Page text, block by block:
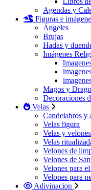
Agendas y
Figuras e
Ángeles
Brujas
Hadas y
Imágenes
Magos y
Decoraciones
Velas
Candelabros y
Velas figura
Velas y
Velas
Velones de
Velones de
Velones para
Velones para
Adivinacion